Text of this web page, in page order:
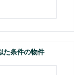
た条件の物件